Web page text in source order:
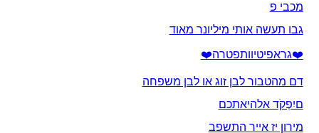
מכבי פ
גבו תעשה אותי מיליונר מאוד
❤️גראפיטיוותפטרה❤️
דם מהטבור לבן זוג או לבן משפחה
םיִפְקֹד אלהיאתכם
מירון יז אייר התשפב